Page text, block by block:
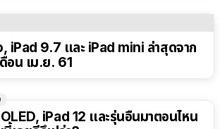
iPad 9.7 และ iPad mini ล่าสุดจาก
อน เม.ย. 61
iPad 12 และรุ่นอื่นมาตอนไหน